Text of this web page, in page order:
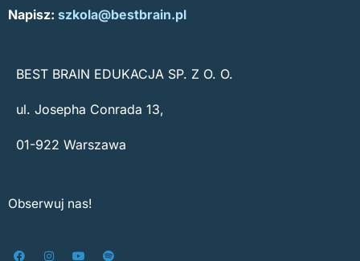
Napisz: szkola@bestbrain.pl
BEST BRAIN EDUKACJA SP. Z O. O.
ul. Josepha Conrada 13,
01-922 Warszawa
Obserwuj nas!
F
I
Y
S